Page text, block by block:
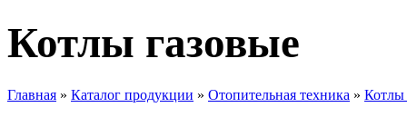
Котлы газовые
Главная » Каталог продукции » Отопительная техника » Котлы